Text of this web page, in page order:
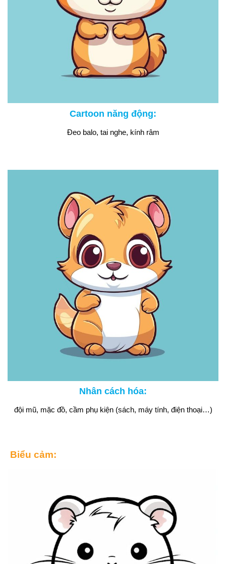
Cartoon năng động:
Đeo balo, tai nghe, kính râm
Nhân cách hóa:
đội mũ, mặc đồ, cầm phụ kiện (sách, máy tính, điện thoại…)
Biểu cảm: